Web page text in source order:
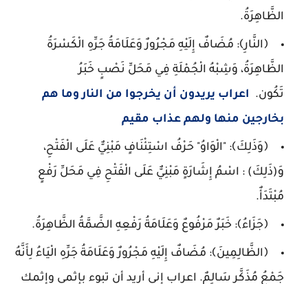
الظَّاهِرَةُ.
﴿النَّارِ﴾: مُضَافٌ إِلَيْهِ مَجْرُورٌ وَعَلَامَةُ جَرِّهِ الْكَسْرَةُ
الظَّاهِرَةُ، وَشِبْهُ الْجُمْلَةِ فِي مَحَلِّ نَصْبٍ خَبَرُ
تَكُون.
اعراب يريدون أن يخرجوا من النار وما هم
بخارجين منها ولهم عذاب مقيم
﴿وَذَلِكَ﴾: "الْوَاوُ" حَرْفُ اسْتِئْنَافٍ مَبْنِيٌّ عَلَى الْفَتْحِ،
وَ(ذَلِكَ) : اسْمُ إِشَارَةٍ مَبْنِيٌّ عَلَى الْفَتْحِ فِي مَحَلِّ رَفْعٍ
مُبْتَدَأٌ.
﴿جَزَاءُ﴾: خَبَرٌ مَرْفُوعٌ وَعَلَامَةُ رَفْعِهِ الضَّمَّةُ الظَّاهِرَةُ.
﴿الظَّالِمِينَ﴾: مُضَافٌ إِلَيْهِ مَجْرُورٌ وَعَلَامَةُ جَرِّهِ الْيَاءُ لِأَنَّهُ
جَمْعُ مُذَكَّرٍ سَالِمٌ. اعراب إني أريد أن تبوء بإثمي وإثمك